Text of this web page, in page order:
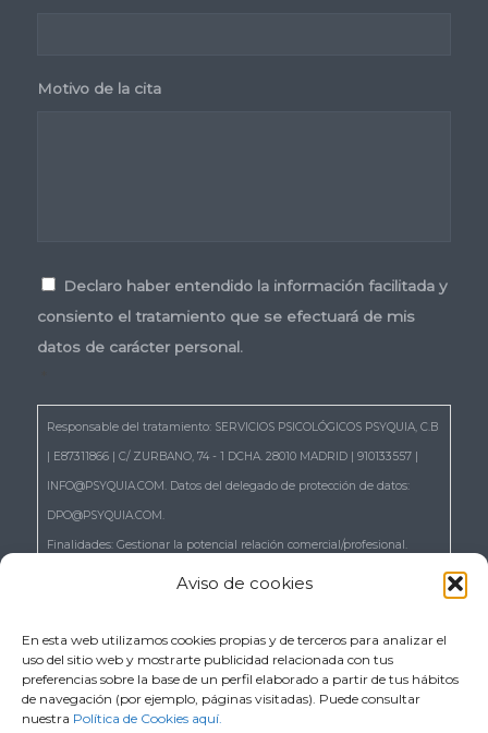
Aviso de cookies
En esta web utilizamos cookies propias y de terceros para analizar el
uso del sitio web y mostrarte publicidad relacionada con tus
preferencias sobre la base de un perfil elaborado a partir de tus hábitos
de navegación (por ejemplo, páginas visitadas). Puede consultar
nuestra Política de Cookies aquí.
Motivo de la cita
Declaro haber entendido la información facilitada y
consiento el tratamiento que se efectuará de mis
datos de carácter personal.
Responsable del tratamiento: SERVICIOS PSICOLÓGICOS PSYQUIA, C.B
| E87311866 | C/ ZURBANO, 74 - 1 DCHA. 28010 MADRID | 910133557 |
INFO@PSYQUIA.COM. Datos del delegado de protección de datos:
DPO@PSYQUIA.COM.
Finalidades: Gestionar la potencial relación comercial/profesional.
22 del RGPD, de acceso, rectificación, supresión, portabilidad,
únicamente en el tratamiento automatizado de sus datos, cuando